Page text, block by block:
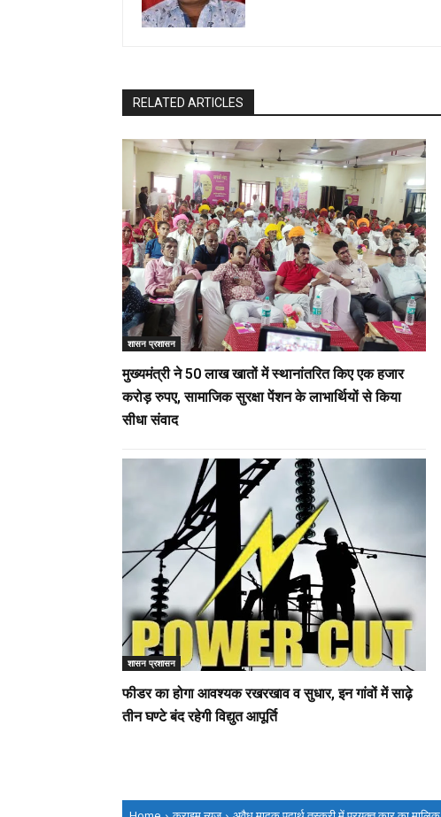
RELATED ARTICLES
शासन प्रशासन
मुख्यमंत्री ने 50 लाख खातों में स्थानांतरित किए एक हजार
करोड़ रुपए, सामाजिक सुरक्षा पेंशन के लाभार्थियों से किया
सीधा संवाद
शासन प्रशासन
फीडर का होगा आवश्यक रखरखाव व सुधार, इन गांवों में साढ़े
तीन घण्टे बंद रहेगी विद्युत आपूर्ति